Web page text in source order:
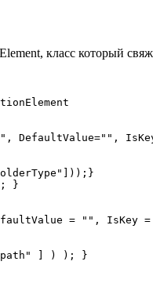
класс который
DefaultValue="",
}
= "", IsKey =
] ) ); }